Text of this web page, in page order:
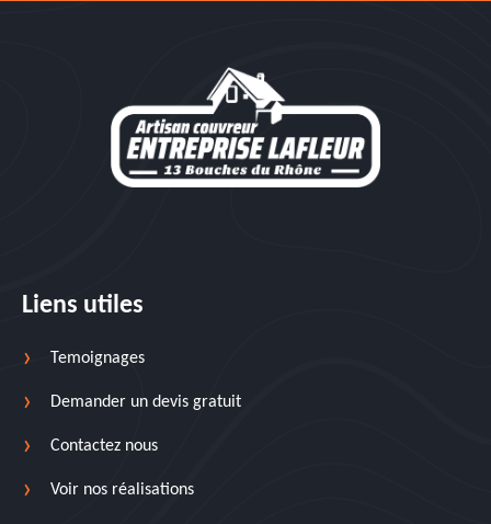
Liens utiles
Temoignages
Demander un devis gratuit
Contactez nous
Voir nos réalisations